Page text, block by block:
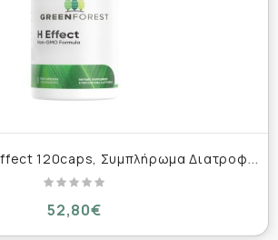
G
reen Forest H Effect 120caps, Συμπλήρωμα Διατροφής για Χασιμότο 120 κάψουλες
52,80€